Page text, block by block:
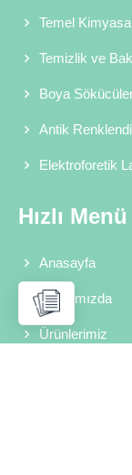
Temel
Temizlik ve
Boya
Antik
Elektroforetik
Hızlı Menü
Anasayfa
Hakkımızda
Ürünlerimiz